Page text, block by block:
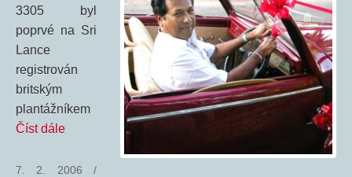
3305 byl
poprvé na Sri
Lance
registrován
britským
plantážníkem
Číst dále
7. 2. 2006 /